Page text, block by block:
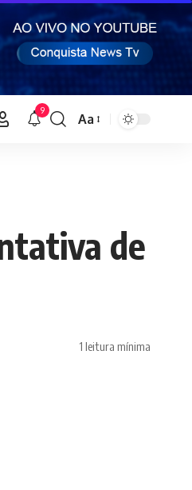
9
Font
Aa
de
1 leitura mínima